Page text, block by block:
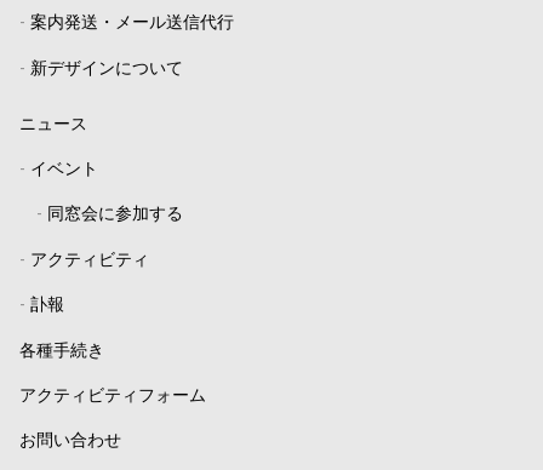
- 案内発送・メール送信代行
- 新デザインについて
ニュース
- イベント
- 同窓会に参加する
- アクティビティ
- 訃報
各種手続き
アクティビティフォーム
お問い合わせ